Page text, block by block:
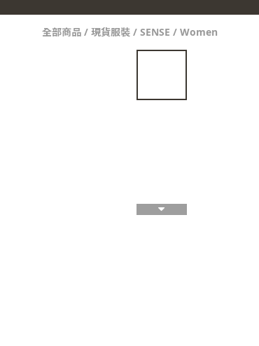
全部商品 / 現貨服裝 / SENSE / Women